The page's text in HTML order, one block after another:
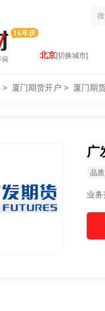
北京[切换城市]
> 厦门期货开户 > 厦门期
广
品